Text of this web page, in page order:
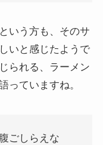
いう方も、そのサ
いと感じたようで
られる、ラーメン
っていますね。
ごしらえな